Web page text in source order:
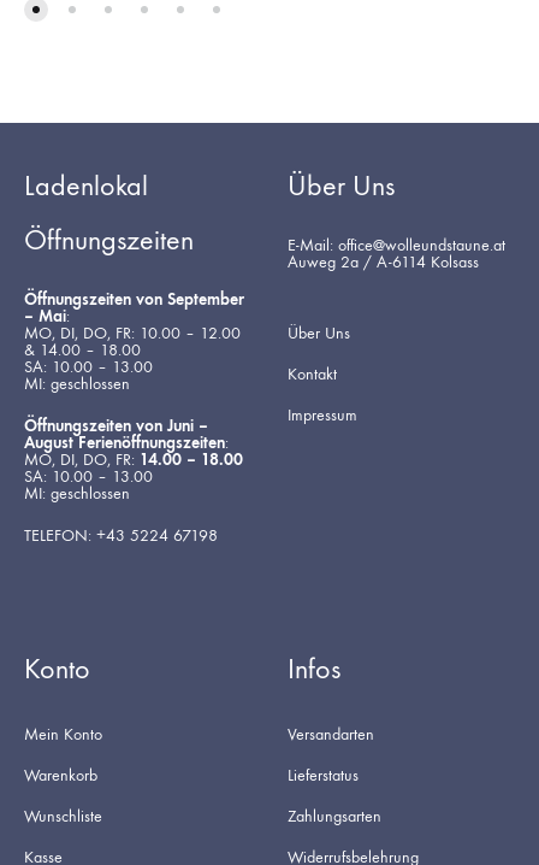
Ladenlokal
Öffnungszeiten
Öffnungszeiten von September
– Mai:
MO, DI, DO, FR: 10.00 – 12.00
& 14.00 – 18.00
SA: 10.00 – 13.00
MI: geschlossen
Öffnungszeiten von Juni –
August Ferienöffnungszeiten:
MO, DI, DO, FR: 14.00 – 18.00
SA: 10.00 – 13.00
MI: geschlossen
TELEFON: +43 5224 67198
Über Uns
E-Mail: office@wolleundstaune.at
Auweg 2a / A-6114 Kolsass
Über Uns
Kontakt
Impressum
Konto
Mein Konto
Warenkorb
Wunschliste
Kasse
Infos
Versandarten
Lieferstatus
Zahlungsarten
Widerrufsbelehrung